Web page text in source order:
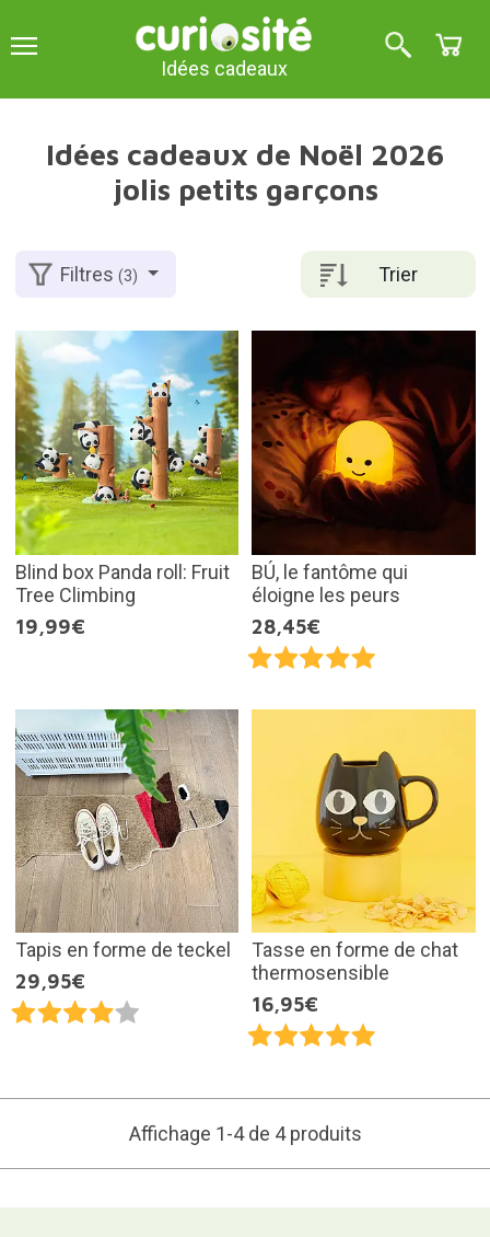
Idées cadeaux
Idées cadeaux de Noël 2026
jolis petits garçons
Trier
Filtres(3)
Blind box Panda roll: Fruit
Tree Climbing
19,99€
BÚ, le fantôme qui
éloigne les peurs
28,45€
Tapis en forme de teckel
29,95€
Tasse en forme de chat
thermosensible
16,95€
Affichage 1-4 de 4 produits